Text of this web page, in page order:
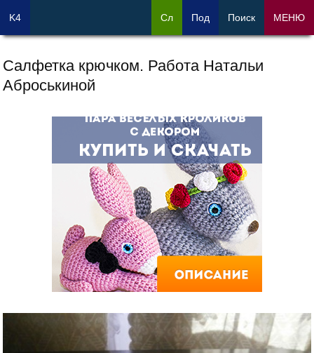
Салфетка крючком. Работа Натальи
Аброськиной
K4 Сл Под Поиск МЕНЮ